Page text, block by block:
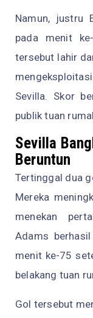
Namun, justru
pada menit
tersebut lahir
Sevilla. Skor
publik tuan
Sevilla
Beruntun
Tertinggal dua
Mereka
menekan
Adams
menit ke-75
belakang tuan
Gol tersebut